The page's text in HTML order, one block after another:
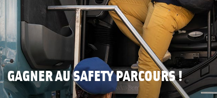
GAGNER AU SAFETY PARCOURS !